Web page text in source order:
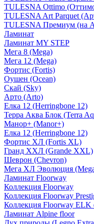
TULESNA Ottimo
TULESNA Art Parquet
TULESNA Премиум (на
Ламинат
Ламинат MY STEP
Мега 8 (Mega)
Мега 12 (Mega)
Фортис (Fortis)
Оушен (Ocean)
Скай (Sky)
Арто (Arto)
Елка 12 (Herringbone 12)
Терра Аква Блок (Terra
Манор+ (Manor+)
Елка 12 (Herringbone 12)
Фортис ХЛ (Fortis XL)
Гранд ХХЛ (Grande XXL)
Шеврон (Chevron)
Мега ХЛ Эволюция
Ламинат Floorway
Коллекция Floorway
Коллекция Floorway
Коллекция Floorway ELK
Ламинат Alpine floor